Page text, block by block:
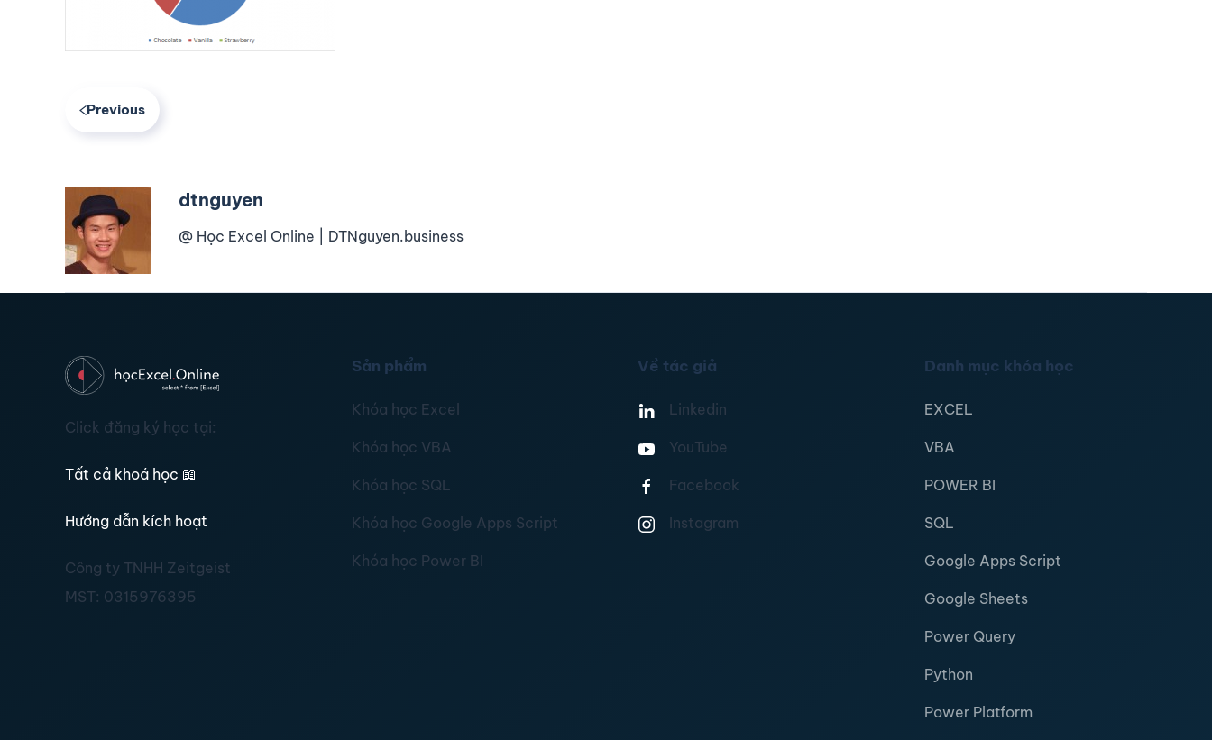
Previous
dtnguyen
@ Học Excel Online | DTNguyen.business
Click đăng ký học tại:
Tất cả khoá học 📖
Hướng dẫn kích hoạt
Công ty TNHH Zeitgeist
MST: 0315976395
Sản phẩm
Khóa học Excel
Khóa học VBA
Khóa học SQL
Khóa học Google Apps Script
Khóa học Power BI
Về tác giả
Linkedin
YouTube
Facebook
Instagram
Danh mục khóa học
EXCEL
VBA
POWER BI
SQL
Google Apps Script
Google Sheets
Power Query
Python
Power Platform